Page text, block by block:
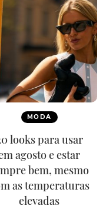
MODA
looks para usar
agosto e estar
bem, mesmo
as temperaturas
elevadas